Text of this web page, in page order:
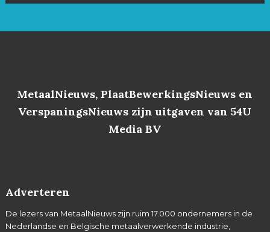
MetaalNieuws, PlaatBewerkingsNieuws en
VerspaningsNieuws zijn uitgaven van 54U
Media BV
Adverteren
De lezers van MetaalNieuws zijn ruim 17.000 ondernemers in de
Nederlandse en Belgische metaalverwerkende industrie,